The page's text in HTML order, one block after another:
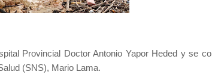
Provincial Doctor Antonio Yapor Heded y se
(SNS), Mario Lama.